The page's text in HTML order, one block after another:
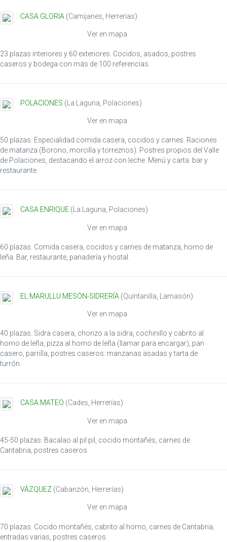
CASA GLORIA (Camijanes Herrerías)
Ver en mapa
23 plazas interiores y 60 exteriores. Cocidos, asados, postres
caseros y bodega con más de 100 referencias.
POLACIONES ( La Laguna Polaciones)
Ver en mapa
50 plazas. Especialidad comida casera, cocidos y carnes. Raciones
de matanza (Borono, morcilla y torreznos). Postres propios del Valle
de Polaciones, destacando el arroz con leche. Menú y carta. bar y
restaurante.
CASA ENRIQUE (La Laguna, Polaciones)
Ver en mapa
60 plazas. Comida casera, cocidos y carnes de matanza, horno de
leña. Bar, restaurante, panadería y hostal.
EL MARULLU MESÓN-SIDRERÍA (Quintanilla Lamasón)
Ver en mapa
40 plazas. Sidra casera, chorizo a la sidra, cochinillo y cabrito al
horno de leña, pizza al horno de leña (llamar para encargar), pan
casero, parrilla, postres caseros: manzanas asadas y tarta de
turrón.
CASA MATEO (Cades, Herrerías)
Ver en mapa
45-50 plazas. Bacalao al pil pil, cocido montañés, carnes de
Cantabria, postres caseros.
VÁZQUEZ (Cabanzón Herrerías)
Ver en mapa
70 plazas. Cocido montañés, cabrito al horno, carnes de Cantabria,
entradas varias, postres caseros.